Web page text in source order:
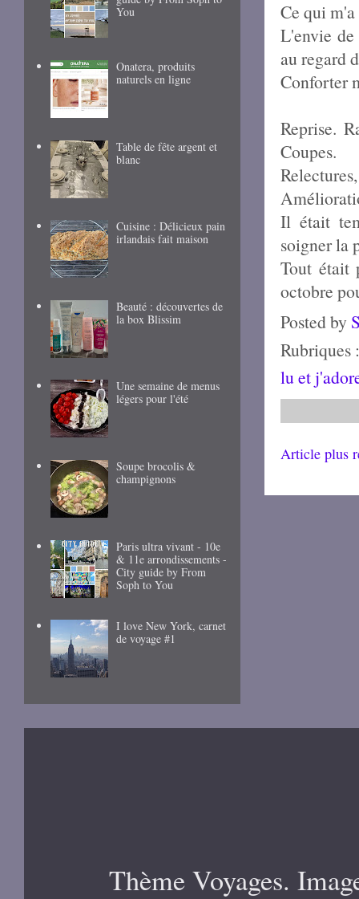
Ce qui
L'envie
au regard
Conforter
Reprise.
Coupes.
Il était
soigner la
Tout était
octobre
Posted by
Rubriques
lu et
Article plus
You
Onatera, produits
naturels en ligne
Table de fête argent et
blanc
Cuisine : Délicieux pain
irlandais fait maison
Beauté : découvertes de
la box Blissim
Une semaine de menus
légers pour l'été
Soupe brocolis &
champignons
Paris ultra vivant - 10e
& 11e arrondissements -
City guide by From
Soph to You
I love New York, carnet
de voyage #1
Thème Voyages.